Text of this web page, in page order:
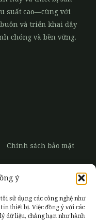
ý
sử dụng các công nghệ như
thiết bị. Việc đồng ý với các
dữ liệu, chẳng hạn như hành
suất cao—cùng với
và triển khai dây
chóng và bền vững.
Chính sách bảo mật
Trở Thành Nhà
Quyền